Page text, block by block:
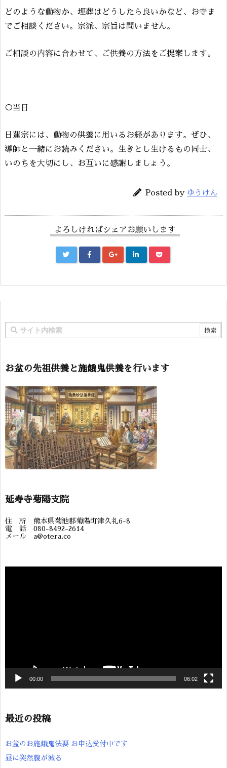
どのような動物か、埋葬はどうしたら良いかなど、お寺ま
でご相談ください。宗派、宗旨は問いません。
ご相談の内容に合わせて、ご供養の方法をご提案します。
○当日
日蓮宗には、動物の供養に用いるお経があります。ぜひ、
導師と一緒にお読みください。生きとし生けるもの同士、
いのちを大切にし、お互いに感謝しましょう。
Posted by ゆうけん
よろしければシェアお願いします
お盆の先祖供養と施餓鬼供養を行います
延寿寺菊陽支院
住 所 熊本県菊池郡菊陽町津久礼6-8
電 話 080-8492-2614
メール a@otera.co
00:00 06:02
最近の投稿
お盆のお施餓鬼法要 お申込受付中です
昼に突然腹が減る